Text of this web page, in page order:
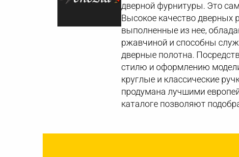
дверной фурнитуры. Это
Высокое качество дверных
выполненные из нее,
ржавчиной и способны
дверные полотна.
стилю и оформлению
круглые и классические
продумана лучшими
каталоге позволяют